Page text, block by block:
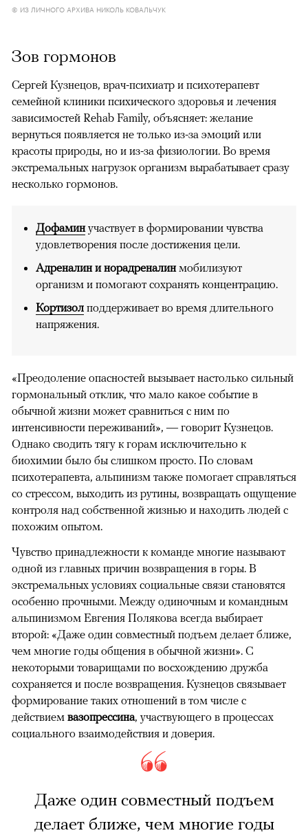
© ИЗ ЛИЧНОГО АРХИВА НИКОЛЬ КОВАЛЬЧУК
Зов гормонов
Сергей Кузнецов, врач-психиатр и психотерапевт
семейной клиники психического здоровья и лечения
зависимостей Rehab Family, объясняет: желание
вернуться появляется не только из-за эмоций или
красоты природы, но и из-за физиологии. Во время
экстремальных нагрузок организм вырабатывает сразу
несколько гормонов.
Дофаминучаствует в формировании чувства
удовлетворения после достижения цели.
Адреналин и норадреналинмобилизуют
организм и помогают сохранять концентрацию.
Кортизол поддерживает во время длительного
напряжения.
«Преодоление опасностей вызывает настолько сильный
гормональный отклик, что мало какое событие в
обычной жизни может сравниться с ним по
интенсивности переживаний», — говорит Кузнецов.
Однако сводить тягу к горам исключительно к
биохимии было бы слишком просто. По словам
психотерапевта, альпинизм также помогает справляться
со стрессом, выходить из рутины, возвращать ощущение
контроля над собственной жизнью и находить людей с
похожим опытом.
Чувство принадлежности к команде многие называют
одной из главных причин возвращения в горы. В
экстремальных условиях социальные связи становятся
особенно прочными. Между одиночным и командным
альпинизмом Евгения Полякова всегда выбирает
второй: «Даже один совместный подъем делает ближе,
чем многие годы общения в обычной жизни». С
некоторыми товарищами по восхождению дружба
сохраняется и после возвращения. Кузнецов связывает
формирование таких отношений в том числе с
действием вазопрессина, участвующего в процессах
социального взаимодействия и доверия.
Даже один совместный подъем
делает ближе, чем многие годы